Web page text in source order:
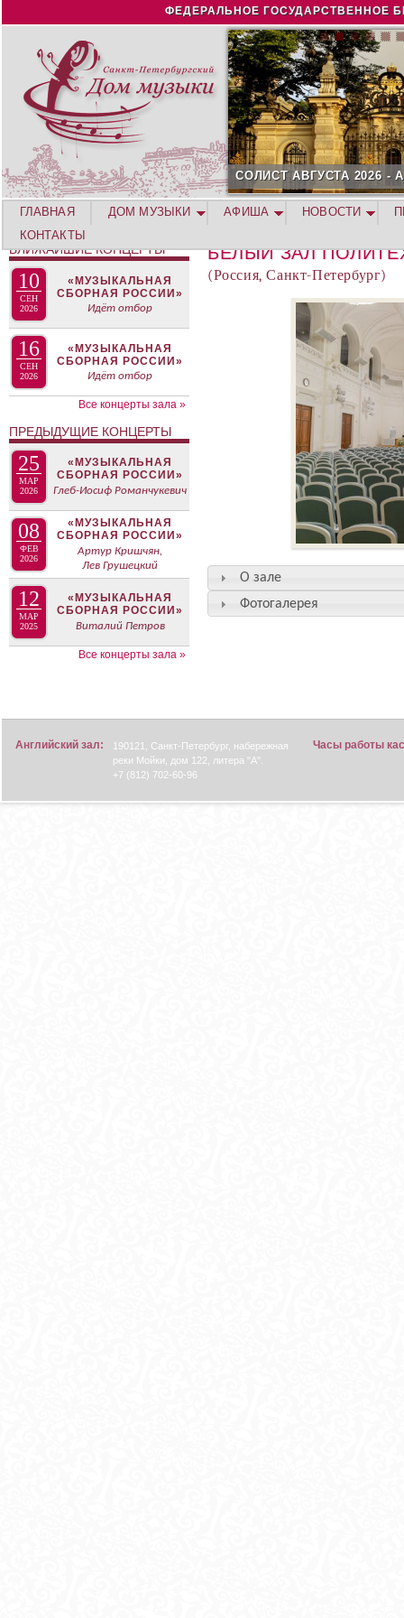
Jump to navigation
ФЕДЕРАЛЬНОЕ ГОСУДАРСТВЕННОЕ
СОЛИСТ АВГУСТА 2026 -
БЕЛЫЙ ЗАЛ
(Россия, Санкт-Петербург)
О зале
Фотогалерея
ГЛАВНАЯ ДОМ МУЗЫКИ АФИША НОВОСТИ
КОНТАКТЫ
БЛИЖАЙШИЕ КОНЦЕРТЫ
10
СЕН
2026
«МУЗЫКАЛЬНАЯ
СБОРНАЯ РОССИИ»
Идёт отбор
16
СЕН
2026
«МУЗЫКАЛЬНАЯ
СБОРНАЯ РОССИИ»
Идёт отбор
Все концерты зала »
ПРЕДЫДУЩИЕ КОНЦЕРТЫ
25
МАР
2026
«МУЗЫКАЛЬНАЯ
СБОРНАЯ РОССИИ»
Глеб-Иосиф Романчукевич
08
ФЕВ
2026
«МУЗЫКАЛЬНАЯ
СБОРНАЯ РОССИИ»
Артур Кришчян,
Лев Грушецкий
12
МАР
2025
«МУЗЫКАЛЬНАЯ
СБОРНАЯ РОССИИ»
Виталий Петров
Все концерты зала »
Английский зал:
190121, Санкт-Петербург, набережная
реки Мойки, дом 122, литера "А".
+7 (812) 702-60-96
Часы работы